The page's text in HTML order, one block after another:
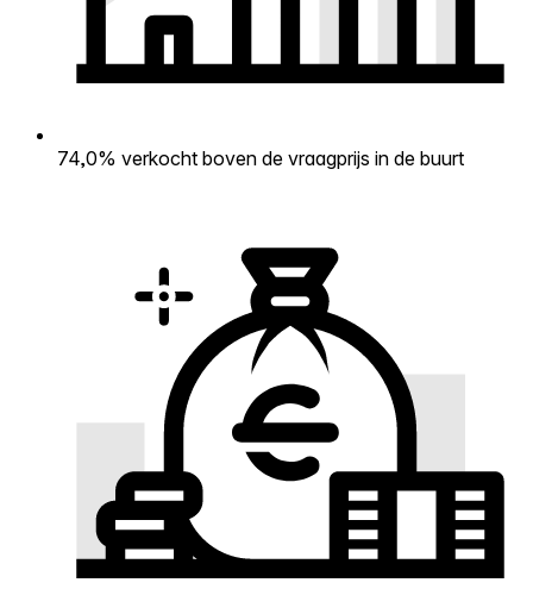
74,0% verkocht boven de vraagprijs in de buurt